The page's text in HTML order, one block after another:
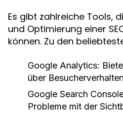
Es gibt zahlreiche Tools,
und Optimierung einer
können. Zu den
Google Analytics:
über
Google Search
Probleme mit der